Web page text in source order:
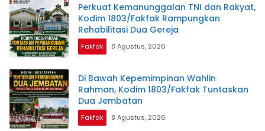
Perkuat Kemanunggalan TNI dan Rakyat,
Kodim 1803/Fakfak Rampungkan
Rehabilitasi Dua Gereja
Fakfak 8 Agustus, 2026
Di Bawah Kepemimpinan Wahlin
Rahman, Kodim 1803/Fakfak Tuntaskan
Dua Jembatan
Fakfak 8 Agustus, 2026